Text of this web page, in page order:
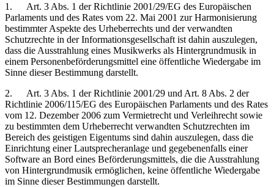
1. Art. 3 Abs. 1 der Richtlinie 2001/29/EG des Europäischen
Parlaments und des Rates vom 22. Mai 2001 zur Harmonisierung
bestimmter Aspekte des Urheberrechts und der verwandten
Schutzrechte in der Informationsgesellschaft ist dahin auszulegen,
dass die Ausstrahlung eines Musikwerks als Hintergrundmusik in
einem Personenbeförderungsmittel eine öffentliche Wiedergabe im
Sinne dieser Bestimmung darstellt.
2. Art. 3 Abs. 1 der Richtlinie 2001/29 und Art. 8 Abs. 2 der
Richtlinie 2006/115/EG des Europäischen Parlaments und des Rates
vom 12. Dezember 2006 zum Vermietrecht und Verleihrecht sowie
zu bestimmten dem Urheberrecht verwandten Schutzrechten im
Bereich des geistigen Eigentums sind dahin auszulegen, dass die
Einrichtung einer Lautsprecheranlage und gegebenenfalls einer
Software an Bord eines Beförderungsmittels, die die Ausstrahlung
von Hintergrundmusik ermöglichen, keine öffentliche Wiedergabe
im Sinne dieser Bestimmungen darstellt.